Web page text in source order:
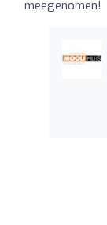
meegenomen!